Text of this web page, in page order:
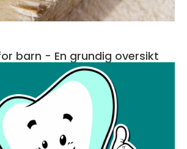
barn - En grundig oversikt